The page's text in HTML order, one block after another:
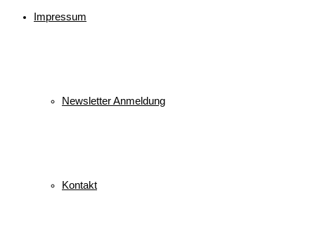
Impressum
Newsletter Anmeldung
Kontakt